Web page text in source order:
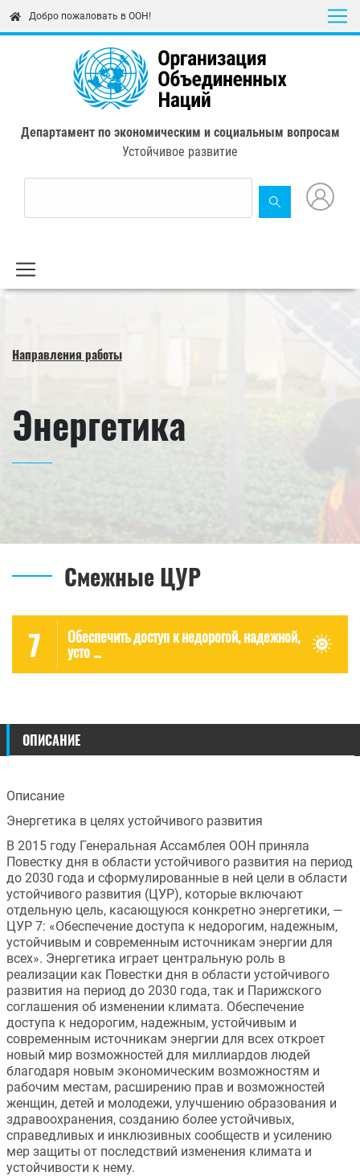
content
Добро пожаловать в ООН!
Департамент по экономическим и социальным вопросам
Устойчивое развитие
Направления работы
Энергетика
Смежные ЦУР
7 Обеспечить доступ к недорогой, надежной,
усто ...
ОПИСАНИЕ
Описание
Энергетика в целях устойчивого развития
В 2015 году Генеральная Ассамблея ООН приняла
Повестку дня в области устойчивого развития на период
до 2030 года и сформулированные в ней цели в области
устойчивого развития (ЦУР), которые включают
отдельную цель, касающуюся конкретно энергетики, —
ЦУР 7: «Обеспечение доступа к недорогим, надежным,
устойчивым и современным источникам энергии для
всех». Энергетика играет центральную роль в
реализации как Повестки дня в области устойчивого
развития на период до 2030 года, так и Парижского
соглашения об изменении климата. Обеспечение
доступа к недорогим, надежным, устойчивым и
современным источникам энергии для всех откроет
новый мир возможностей для миллиардов людей
благодаря новым экономическим возможностям и
рабочим местам, расширению прав и возможностей
женщин, детей и молодежи, улучшению образования и
здравоохранения, созданию более устойчивых,
справедливых и инклюзивных сообществ и усилению
мер защиты от последствий изменения климата и
устойчивости к нему.